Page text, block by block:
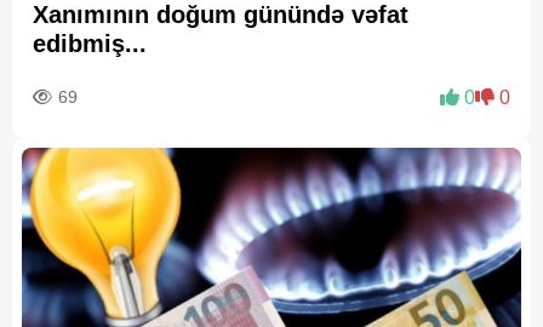
Xanımının doğum günündə vəfat
edibmiş...
69 0 0